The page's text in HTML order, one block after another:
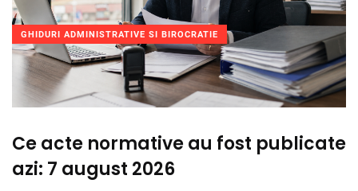
GHIDURI ADMINISTRATIVE SI BIROCRATIE
Ce acte normative au fost publicate
azi: 7 august 2026